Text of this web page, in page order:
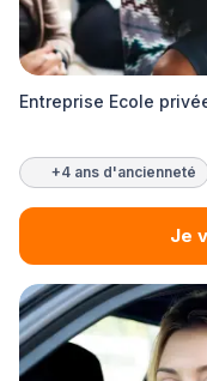
Entreprise Ecole
+4 ans d'ancienneté
Je